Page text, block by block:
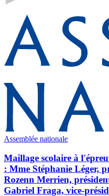
Assemblée nationale
Maillage scolaire à
: Mme Stéphanie Léger,
Rozenn Merrien,
Gabriel Fraga, vice-